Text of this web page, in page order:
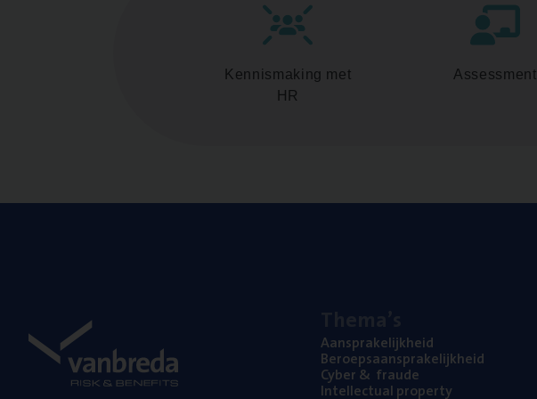
Kennismaking met
HR
Assessment
Aan­spra­ke­lijk­heid
Beroeps­aan­spra­ke­lijk­heid
Cyber& fraude
Intel­lec­tu­al property